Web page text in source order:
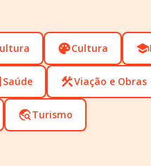
paletteCultura school
Saúde constructionViação e Obras
travel_exploreTurismo